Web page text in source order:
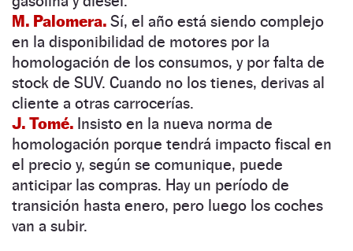
M. Palomera. Sí, el año está siendo complejo
en la disponibilidad de motores por la
homologación de los consumos, y por falta de
stock de SUV. Cuando no los tienes, derivas al
cliente a otras carrocerías.
J. Tomé. Insisto en la nueva norma de
homologación porque tendrá impacto fiscal en
el precio y, según se comunique, puede
anticipar las compras. Hay un período de
transición hasta enero, pero luego los coches
van a subir.